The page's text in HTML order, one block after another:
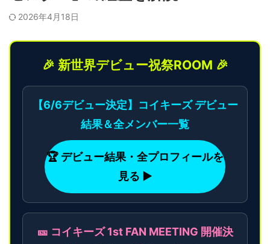
2026年4月18日
🎉 新世界デビュー祝祭ROOM 🎉
【6/6デビュー決定】コイキーズ デビュー
結果＆全メンバー一覧
🏆 デビュー結果・全プロフィールを
見る ▶
🎫 コイキーズ 1st FAN MEETING 開催決